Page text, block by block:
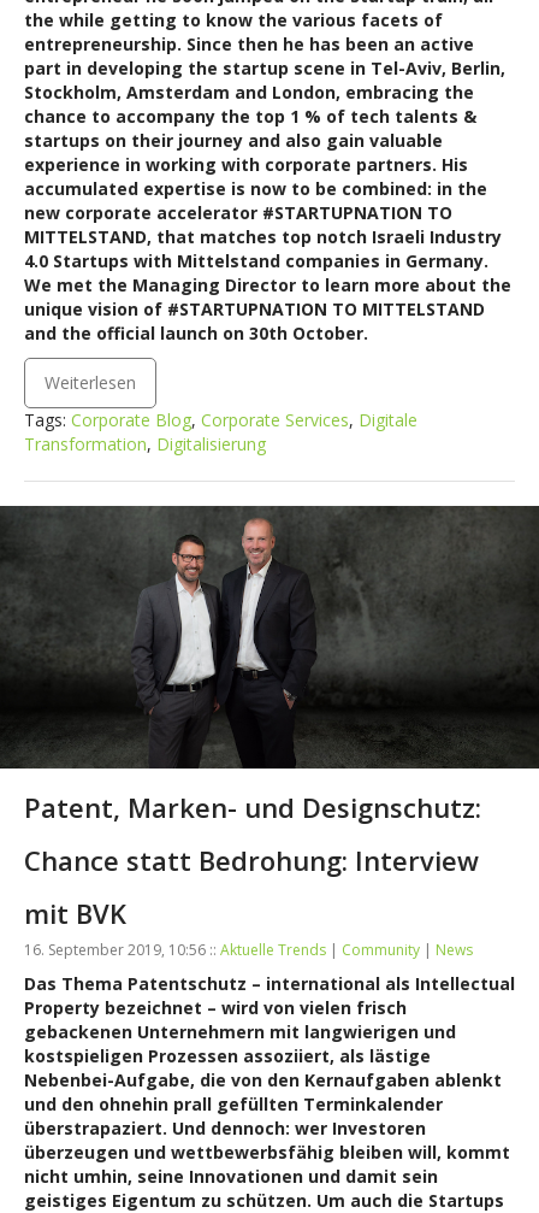
the while getting to know the various facets of
entrepreneurship. Since then he has been an active
part in developing the startup scene in Tel-Aviv, Berlin,
Stockholm, Amsterdam and London, embracing the
chance to accompany the top 1 % of tech talents &
startups on their journey and also gain valuable
experience in working with corporate partners. His
accumulated expertise is now to be combined: in the
new corporate accelerator #STARTUPNATION TO
MITTELSTAND, that matches top notch Israeli Industry
4.0 Startups with Mittelstand companies in Germany.
We met the Managing Director to learn more about the
unique vision of #STARTUPNATION TO MITTELSTAND
and the official launch on 30th October.
Weiterlesen
Tags: Corporate Blog, Corporate Services, Digitale
Transformation, Digitalisierung
Patent, Marken- und Designschutz:
Chance statt Bedrohung: Interview
mit BVK
16. September 2019, 10:56 :: Aktuelle Trends | Community | News
Das Thema Patentschutz – international als Intellectual
Property bezeichnet – wird von vielen frisch
gebackenen Unternehmern mit langwierigen und
kostspieligen Prozessen assoziiert, als lästige
Nebenbei-Aufgabe, die von den Kernaufgaben ablenkt
und den ohnehin prall gefüllten Terminkalender
überstrapaziert. Und dennoch: wer Investoren
überzeugen und wettbewerbsfähig bleiben will, kommt
nicht umhin, seine Innovationen und damit sein
geistiges Eigentum zu schützen. Um auch die Startups